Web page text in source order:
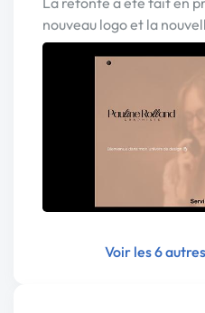
nouveau logo et la
Voir les 6